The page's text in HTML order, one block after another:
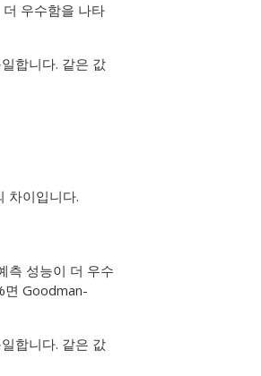
우수함을 나타
합니다. 같은 값
차이입니다.
측 성능이 더 우수
면 Goodman-
합니다. 같은 값